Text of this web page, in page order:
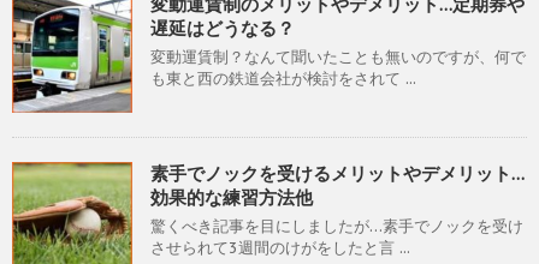
遅延はどうなる？
変動運賃制？なんて聞いたことも無いのですが、何で
も東と西の鉄道会社が検討をされて ...
素手でノックを受けるメリットやデメリット…
効果的な練習方法他
驚くべき記事を目にしましたが…素手でノックを受け
させられて3週間のけがをしたと言 ...